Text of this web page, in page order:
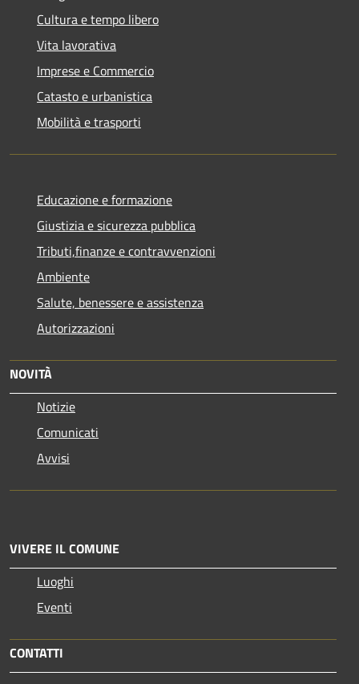
Cultura e tempo libero
Vita lavorativa
Imprese e Commercio
Catasto e urbanistica
Mobilità e trasporti
Educazione e formazione
Giustizia e sicurezza pubblica
Tributi,finanze e contravvenzioni
Ambiente
Salute, benessere e assistenza
Autorizzazioni
NOVITÀ
Notizie
Comunicati
Avvisi
VIVERE IL COMUNE
Luoghi
Eventi
CONTATTI